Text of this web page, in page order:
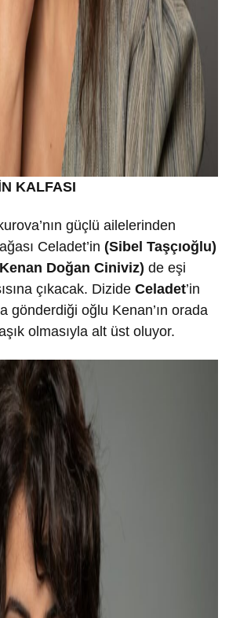
KALFASI
güçlü ailelerinden
Celadet’in (Sibel Taşçıoğlu)
Doğan Ciniviz) de eşi
çıkacak. Dizide Celadet’in
gönderdiği oğlu Kenan’ın orada
olmasıyla alt üst oluyor.